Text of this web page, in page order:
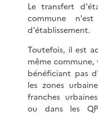
Le transfert
commune
d'établissement.
Toutefois, il est
même commune,
bénéficiant pas
les zones
franches
ou dans les